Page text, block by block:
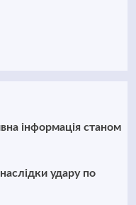
інформація станом
удару по